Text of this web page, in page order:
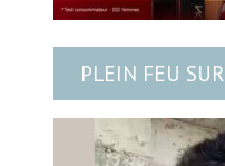
PLEIN FEU SUR